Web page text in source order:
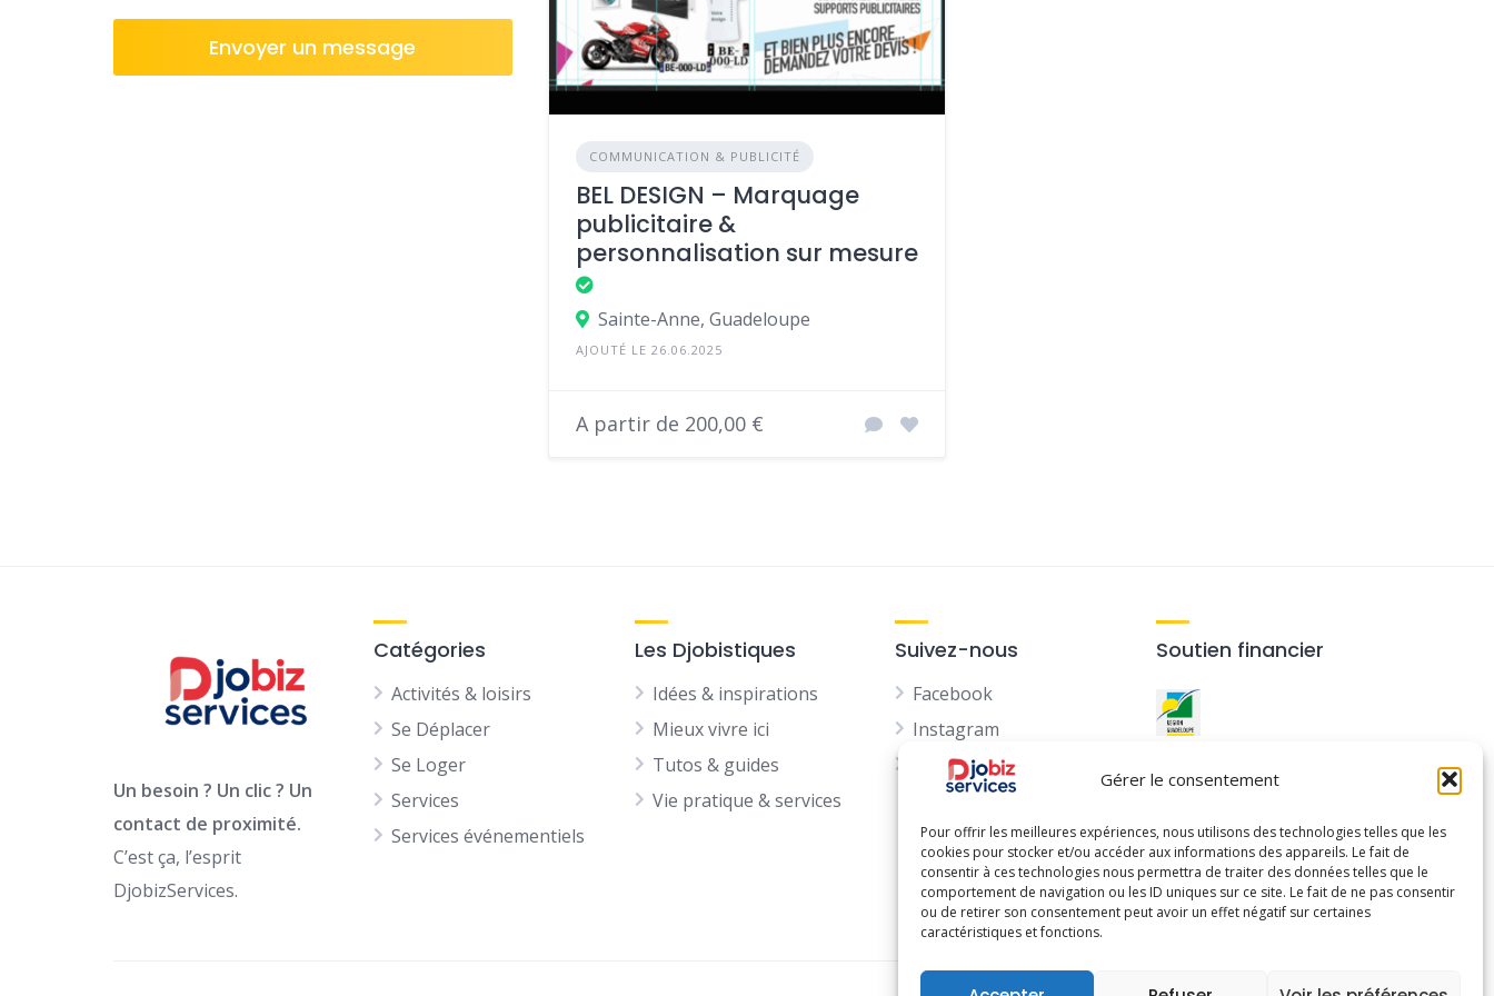
Gérer le consentement
Pour offrir les meilleures expériences, nous utilisons des technologies telles que les
cookies pour stocker et/ou accéder aux informations des appareils. Le fait de
consentir à ces technologies nous permettra de traiter des données telles que le
comportement de navigation ou les ID uniques sur ce site. Le fait de ne pas consentir
ou de retirer son consentement peut avoir un effet négatif sur certaines
caractéristiques et fonctions.
Envoyer un message
COMMUNICATION & PUBLICITÉ
BEL DESIGN – Marquage
publicitaire &
personnalisation sur mesure
Sainte-Anne, Guadeloupe
AJOUTÉ LE 26.06.2025
A partir de 200,00 €
Un besoin ? Un clic ? Un
contact de proximité.
C’est ça, l’esprit
DjobizServices.
Catégories
Activités & loisirs
Se Déplacer
Se Loger
Services
Services événementiels
Les Djobistiques
Idées & inspirations
Mieux vivre ici
Tutos & guides
Vie pratique & services
Suivez-nous
Facebook
Instagram
LinkedIn
Soutien financier
soutien financier de la